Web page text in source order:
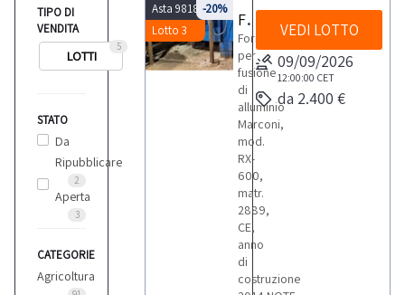
TIPO DI
VENDITA
5
LOTTI
STATO
Da
Ripubblicare
2
Aperta
3
CATEGORIE
Agricoltura
Asta 9818
Lotto 3
-20%
Forno industriale per fusione alluminio Marconi
Forno
per
fusione
di
alluminio
Marconi,
mod.
RX-
600,
matr.
2889,
CE,
anno
di
costruzione
VEDI LOTTO
09/09/2026
12:00:00 CET
da 2.400 €